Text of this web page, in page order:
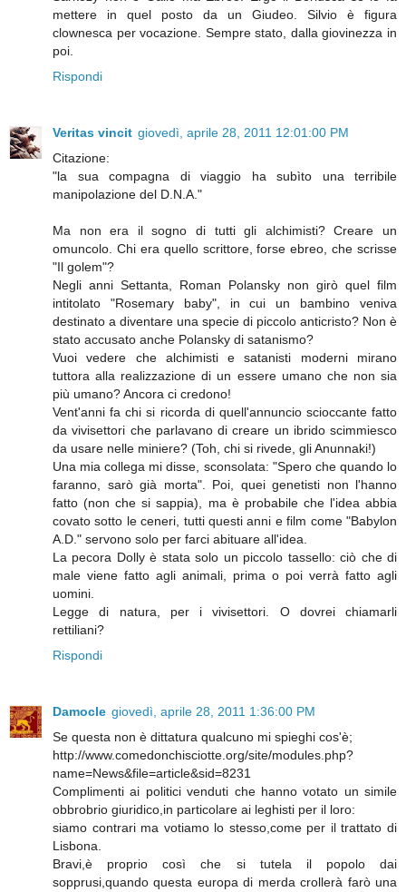
mettere in quel posto da un Giudeo. Silvio è figura
clownesca per vocazione. Sempre stato, dalla giovinezza in
poi.
Rispondi
Veritas vincit giovedì, aprile 28, 2011 12:01:00 PM
Citazione:
"la sua compagna di viaggio ha subìto una terribile
manipolazione del D.N.A."
Ma non era il sogno di tutti gli alchimisti? Creare un
omuncolo. Chi era quello scrittore, forse ebreo, che scrisse
"Il golem"?
Negli anni Settanta, Roman Polansky non girò quel film
intitolato "Rosemary baby", in cui un bambino veniva
destinato a diventare una specie di piccolo anticristo? Non è
stato accusato anche Polansky di satanismo?
Vuoi vedere che alchimisti e satanisti moderni mirano
tuttora alla realizzazione di un essere umano che non sia
più umano? Ancora ci credono!
Vent'anni fa chi si ricorda di quell'annuncio scioccante fatto
da vivisettori che parlavano di creare un ibrido scimmiesco
da usare nelle miniere? (Toh, chi si rivede, gli Anunnaki!)
Una mia collega mi disse, sconsolata: "Spero che quando lo
faranno, sarò già morta". Poi, quei genetisti non l'hanno
fatto (non che si sappia), ma è probabile che l'idea abbia
covato sotto le ceneri, tutti questi anni e film come "Babylon
A.D." servono solo per farci abituare all'idea.
La pecora Dolly è stata solo un piccolo tassello: ciò che di
male viene fatto agli animali, prima o poi verrà fatto agli
uomini.
Legge di natura, per i vivisettori. O dovrei chiamarli
rettiliani?
Rispondi
Damocle giovedì, aprile 28, 2011 1:36:00 PM
Se questa non è dittatura qualcuno mi spieghi cos'è;
http://www.comedonchisciotte.org/site/modules.php?
name=News&file=article&sid=8231
Complimenti ai politici venduti che hanno votato un simile
obbrobrio giuridico,in particolare ai leghisti per il loro:
siamo contrari ma votiamo lo stesso,come per il trattato di
Lisbona.
Bravi,è proprio così che si tutela il popolo dai
sopprusi,quando questa europa di merda crollerà farò una